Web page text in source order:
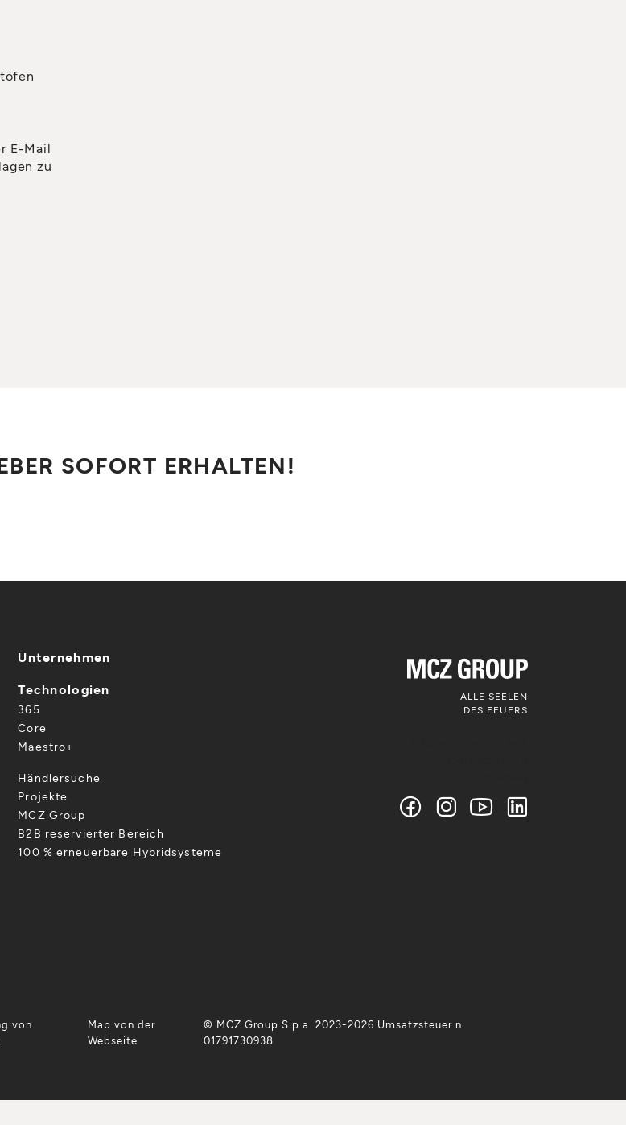
E-Mail
zu
SOFORT ERHALTEN!
Unternehmen
Technologien
365
Core
Maestro+
Händlersuche
Projekte
MCZ Group
B2B reservierter Bereich
100 % erneuerbare Hybridsysteme
ALLE SEELEN
DES FEUERS
von
Map von der
Webseite
© MCZ Group S.p.a. 2023-2026 Umsatzsteuer n.
01791730938